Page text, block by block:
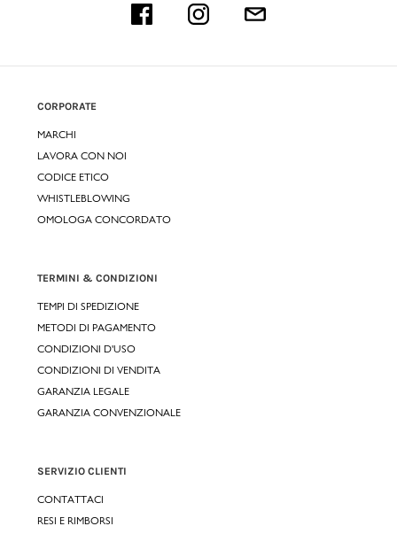
CORPORATE
MARCHI
LAVORA CON NOI
CODICE ETICO
WHISTLEBLOWING
OMOLOGA CONCORDATO
TERMINI & CONDIZIONI
TEMPI DI SPEDIZIONE
METODI DI PAGAMENTO
CONDIZIONI D'USO
CONDIZIONI DI VENDITA
GARANZIA LEGALE
GARANZIA CONVENZIONALE
SERVIZIO CLIENTI
CONTATTACI
RESI E RIMBORSI